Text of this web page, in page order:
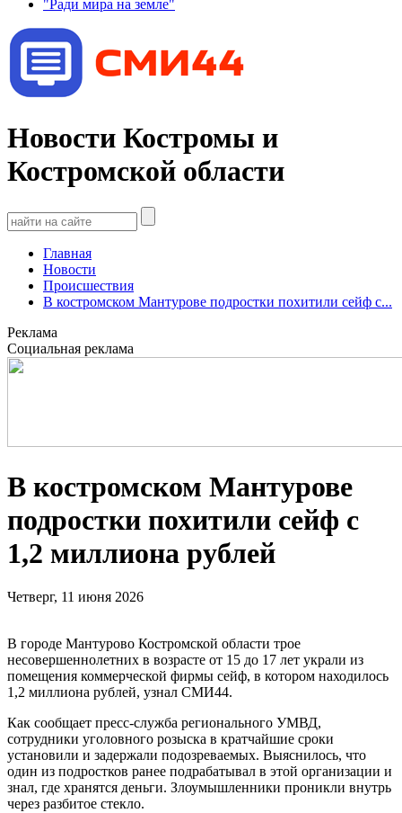
"Ради мира на земле"
Новости Костромы и
Костромской области
Главная
Новости
Происшествия
В костромском Мантурове подростки похитили сейф с...
Реклама
Социальная реклама
В костромском Мантурове
подростки похитили сейф с
1,2 миллиона рублей
Четверг, 11 июня 2026
В городе Мантурово Костромской области трое
несовершеннолетних в возрасте от 15 до 17 лет украли из
помещения коммерческой фирмы сейф, в котором находилось
1,2 миллиона рублей, узнал СМИ44.
Как сообщает пресс-служба регионального УМВД,
сотрудники уголовного розыска в кратчайшие сроки
установили и задержали подозреваемых. Выяснилось, что
один из подростков ранее подрабатывал в этой организации и
знал, где хранятся деньги. Злоумышленники проникли внутрь
через разбитое стекло.